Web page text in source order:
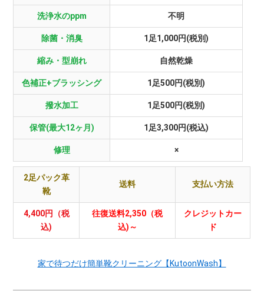
洗浄水のppm 不明
除菌・消臭 1足1,000円(税別)
縮み・型崩れ 自然乾燥
色補正+ブラッシング 1足500円(税別)
撥水加工 1足500円(税別)
保管(最大12ヶ月) 1足3,300円(税込)
修理 ×
2足パック革
靴
送料 支払い方法
4,400円（税
込)
往復送料2,350（税
込)～
クレジットカー
ド
家で待つだけ簡単靴クリーニング【KutoonWash】